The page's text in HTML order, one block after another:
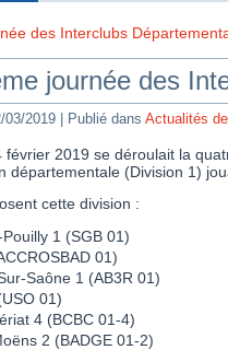
des Interclubs
journée des
03/2019 Publié dans Actualités
février 2019 se déroulait la
départementale (Division 1)
cette division :
1 (SGB 01)
01)
Saône 1 (AB3R 01)
01)
4 (BCBC 01-4)
2 (BADGE 01-2)